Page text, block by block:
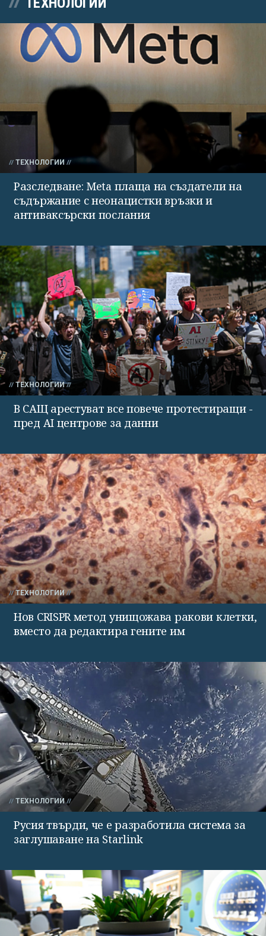
ТЕХНОЛОГИИ
Разследване: Meta плаща на създатели на
съдържание с неонацистки връзки и
антиваксърски послания
ТЕХНОЛОГИИ
В САЩ арестуват все повече протестиращи -
пред AI центрове за данни
ТЕХНОЛОГИИ
Нов CRISPR метод унищожава ракови клетки,
вместо да редактира гените им
ТЕХНОЛОГИИ
Русия твърди, че е разработила система за
заглушаване на Starlink